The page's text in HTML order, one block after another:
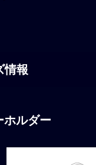
情報
ルダー